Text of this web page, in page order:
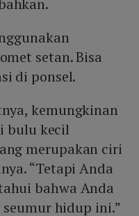
setan. Bisa
di ponsel.
kemungkinan
bulu kecil
merupakan ciri
“Tetapi Anda
bahwa Anda
hidup ini.”